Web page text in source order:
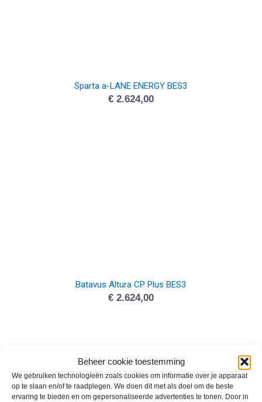
Beheer cookie toestemming
We gebruiken technologieën zoals cookies om informatie over je apparaat
op te slaan en/of te raadplegen. We doen dit met als doel om de beste
ervaring te bieden en om gepersonaliseerde advertenties te tonen. Door in
Sparta a-LANE ENERGY BES3
€2.624,00
Batavus Altura CP Plus BES3
€2.624,00